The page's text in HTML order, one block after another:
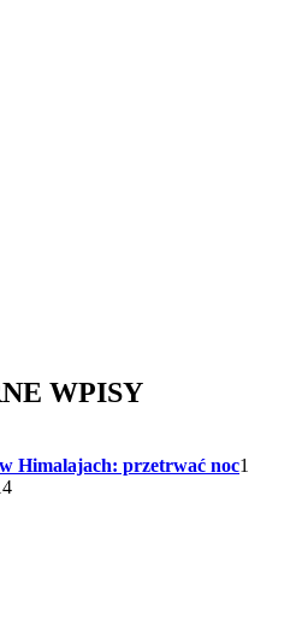
WPISY
Himalajach: przetrwać noc1